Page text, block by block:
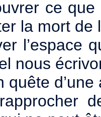
ce
la mort de
l’espace
nous
quête